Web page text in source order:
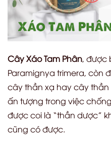
Cây Xáo Tam Phân, được
Paramignya trimera, còn
cây thần xạ hay cây
ấn tượng trong việc
được coi là “thần dược”
cũng có được.